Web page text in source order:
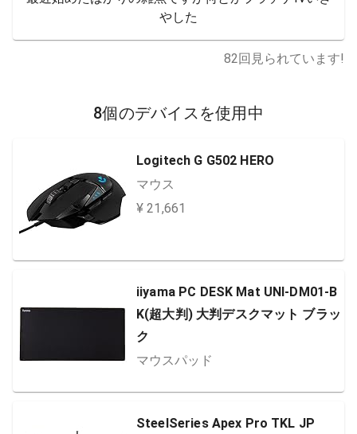
やした
82回見られています!
8個のデバイスを使用中
Logitech G G502 HERO
マウス
¥ 21,661
iiyama PC DESK Mat UNI-DM01-B
K(超大判) 大判デスクマット ブラッ
ク
マウスパッド
SteelSeries Apex Pro TKL JP